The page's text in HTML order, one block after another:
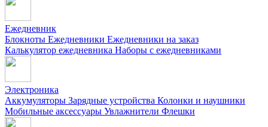
Ежедневник
Блокноты Ежедневники Ежедневники на заказ
Калькулятор ежедневника Наборы с ежедневниками
Электроника
Аккумуляторы Зарядные устройства Колонки и наушники
Мобильные аксессуары Увлажнители Флешки